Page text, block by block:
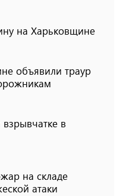
на Харьковщине
объявили траур
в
на складе
атаки